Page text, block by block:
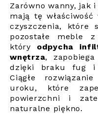
Zarówno wanny, jak
mają tę właściwość
czyszczenia, które
pozostałe meble
który odpycha
wnętrza,
dzięki braku fug i
Ciągłe
uroku, które
powierzchni i
naturalne piękno.